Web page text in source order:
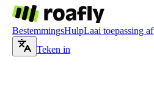
BestemmingsHulpLaai toepassing af
Teken in